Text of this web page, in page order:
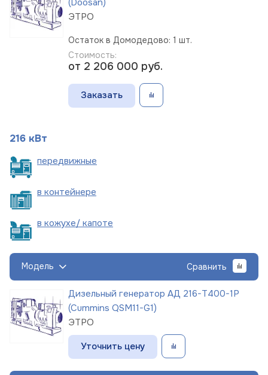
ЭТРО
Остаток в Домодедово: 1 шт.
Стоимость:
от 2 206 000 руб.
Заказать
216 кВт
передвижные
в контейнере
в кожухе/ капоте
Модель Сравнить
Дизельный генератор АД 216-Т400-1Р
(Cummins QSM11-G1)
ЭТРО
Уточнить цену